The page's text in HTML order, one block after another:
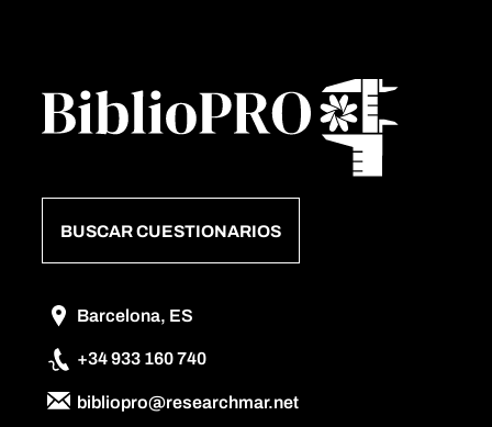
BUSCAR CUESTIONARIOS
Barcelona, ES
+34 933 160 740
bibliopro@researchmar.net